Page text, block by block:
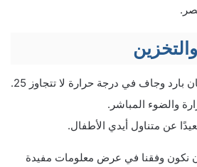
وجاف في درجة حرارة لا تتجاوز 25.
والضوء المباشر.
عن متناول أيدي الأطفال.
أن نكون وفقنا في عرض معلومات مفيدة